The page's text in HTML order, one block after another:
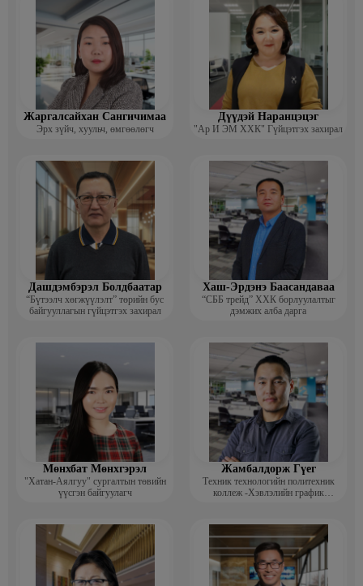
Жаргалсайхан Сангичимаа
Эрх зүйч, хуульч, өмгөөлөгч
Дүүдэй Наранцэцэг
"Ар И ЭМ ХХК" Гүйцэтгэх захирал
Дашдэмбэрэл Болдбаатар
“Бүтээлч хөгжүүлэлт” төрийн бус
байгууллагын гүйцэтгэх захирал
Хаш-Эрдэнэ Баасандаваа
“СББ трейд” ХХК борлуулалтыг
дэмжих алба дарга
Мөнхбат Мөнхгэрэл
"Хатан-Аялгуу" сургалтын төвийн
үүсгэн байгуулагч
Жамбалдорж Гүег
Техник технологийн политехник
коллеж -Хэвлэлийн график